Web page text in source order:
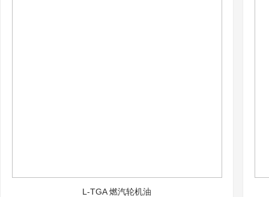
L-TGA 燃汽轮机油